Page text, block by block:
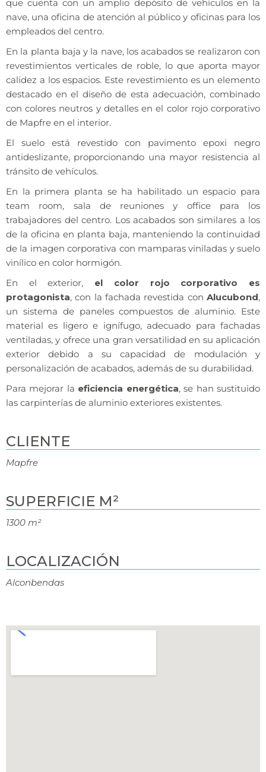
que cuenta con un amplio depósito de vehículos en la
nave, una oficina de atención al público y oficinas para los
empleados del centro.
En la planta baja y la nave, los acabados se realizaron con
revestimientos verticales de roble, lo que aporta mayor
calidez a los espacios. Este revestimiento es un elemento
destacado en el diseño de esta adecuación, combinado
con colores neutros y detalles en el color rojo corporativo
de Mapfre en el interior.
El suelo está revestido con pavimento epoxi negro
antideslizante, proporcionando una mayor resistencia al
tránsito de vehículos.
En la primera planta se ha habilitado un espacio para
team room, sala de reuniones y office para los
trabajadores del centro. Los acabados son similares a los
de la oficina en planta baja, manteniendo la continuidad
de la imagen corporativa con mamparas viniladas y suelo
vinílico en color hormigón.
En el exterior, el color rojo corporativo es
protagonista, con la fachada revestida con Alucubond,
un sistema de paneles compuestos de aluminio. Este
material es ligero e ignífugo, adecuado para fachadas
ventiladas, y ofrece una gran versatilidad en su aplicación
exterior debido a su capacidad de modulación y
personalización de acabados, además de su durabilidad.
Para mejorar la eficiencia energética, se han sustituido
las carpinterías de aluminio exteriores existentes.
CLIENTE
Mapfre
SUPERFICIE M²
1300 m²
LOCALIZACIÓN
Alconbendas